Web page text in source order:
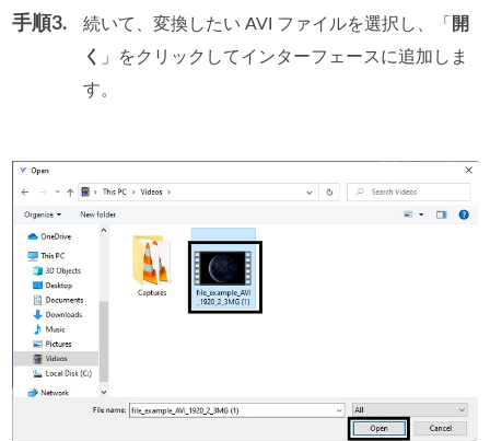
手順3. 続いて、変換したい AVI ファイルを選択し、「 開
く
」をクリックしてインターフェースに追加しま
す。